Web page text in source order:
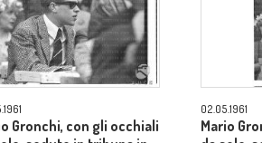
Gronchi, con gli occhiali
02.05.1961
Mario